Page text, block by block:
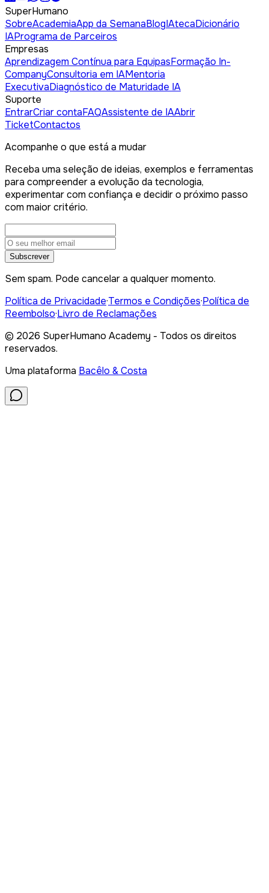
SuperHumano
SobreAcademiaApp da SemanaBlogIAtecaDicionário
IAPrograma de Parceiros
Empresas
Aprendizagem Contínua para EquipasFormação In-
CompanyConsultoria em IAMentoria
ExecutivaDiagnóstico de Maturidade IA
Suporte
EntrarCriar contaFAQAssistente de IAAbrir
TicketContactos
Acompanhe o que está a mudar
Receba uma seleção de ideias, exemplos e ferramentas
para compreender a evolução da tecnologia,
experimentar com confiança e decidir o próximo passo
com maior critério.
Subscrever
Sem spam. Pode cancelar a qualquer momento.
Política de Privacidade·Termos e Condições·Política de
Reembolso·Livro de Reclamações
© 2026 SuperHumano Academy - Todos os direitos
reservados.
Uma plataforma Bacêlo & Costa